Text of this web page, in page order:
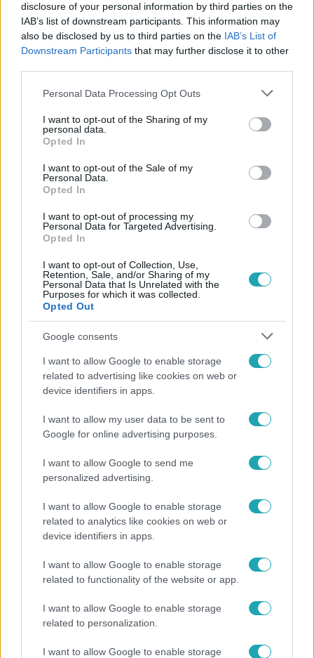
disclosure of your personal information by third parties on the
IAB’s list of downstream participants. This information may
also be disclosed by us to third parties on the IAB’s List of
Downstream Participants that may further disclose it to other
Please note that this website/app uses one or more Google
not limited to your visit or usage behaviour. You may click to
grant or deny consent to Google and its third-party tags to
use your data for below specified purposes in below Google
consent section.
Personal Data Processing Opt Outs
I want to opt-out of the Sharing of my
personal data.
Opted In
I want to opt-out of the Sale of my
Personal Data.
Opted In
I want to opt-out of processing my
Personal Data for Targeted Advertising.
Opted In
I want to opt-out of Collection, Use,
Retention, Sale, and/or Sharing of my
Personal Data that Is Unrelated with the
Purposes for which it was collected.
Opted Out
Google consents
I want to allow Google to enable storage
related to advertising like cookies on web or
device identifiers in apps.
I want to allow my user data to be sent to
Google for online advertising purposes.
I want to allow Google to send me
personalized advertising.
I want to allow Google to enable storage
related to analytics like cookies on web or
device identifiers in apps.
I want to allow Google to enable storage
related to functionality of the website or app.
I want to allow Google to enable storage
related to personalization.
I want to allow Google to enable storage
#BULVÁR #MAGYAR SZTÁROK # RTL HÍRESSÉGEK
#MAGYAR CELEBEK #PAMKUTYA # KONCERT
#YOUTUBE #MVM DOME # BŰVÉSZET # ÁRULÓK
Flakonozók - megmutatjuk, hogyan telik a pesti